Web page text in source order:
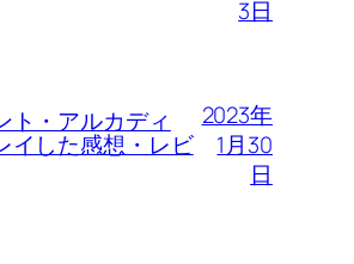
3日
ト・アルカディ
イした感想・レビ
2023年
1月30
日